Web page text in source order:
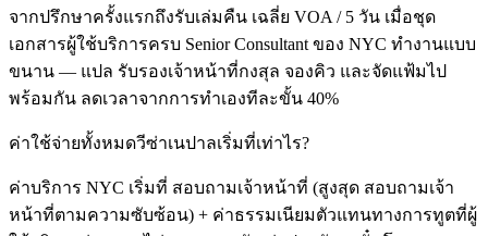
จากปรึกษาครั้งแรกถึงรับเล่มคืน เฉลี่ย VOA / 5 วัน เมื่อชุด
เอกสารผู้ใช้บริการครบ Senior Consultant ของ NYC ทำงานแบบ
ขนาน — แปล รับรองเจ้าหน้าที่กงสุล จองคิว และจัดแฟ้มไป
พร้อมกัน ลดเวลาจากการทำเองทีละขั้น 40%
ค่าใช้จ่ายทั้งหมดวีซ่าเนปาลเริ่มที่เท่าไร?
ค่าบริการ NYC เริ่มที่ สอบถามเจ้าหน้าที่ (สูงสุด สอบถามเจ้า
หน้าที่ตามความซับซ้อน) + ค่าธรรมเนียมตัวแทนทางการทูตที่ผู้